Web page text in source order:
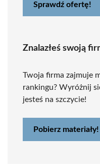
Sprawdź ofertę!
Znalazłeś swoją
Twoja firma zajmuje
rankingu? Wyróżnij
jesteś na szczycie!
Pobierz materiały!